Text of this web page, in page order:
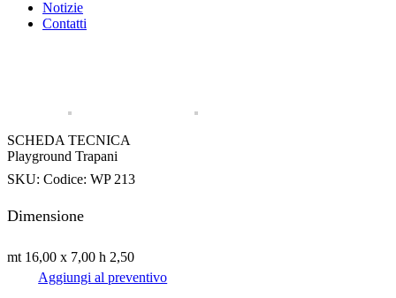
Notizie
Contatti
SCHEDA TECNICA
Playground Trapani
SKU: Codice: WP 213
Dimensione
mt 16,00 x 7,00 h 2,50
Aggiungi al preventivo